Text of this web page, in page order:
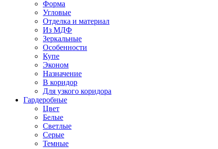
Форма
Угловые
Отделка и материал
Из МДФ
Зеркальные
Особенности
Купе
Эконом
Назначение
В коридор
Для узкого коридора
Гардеробные
Цвет
Белые
Светлые
Серые
Темные